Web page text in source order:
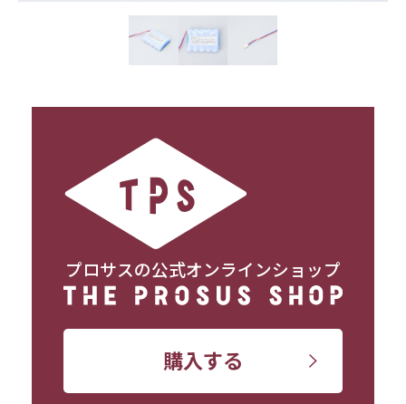
プロサスの公式オンラインショップ
購入する